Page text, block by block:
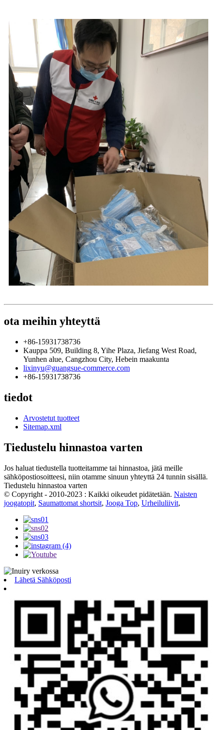
ota meihin yhteyttä
+86-15931738736
Kauppa 509, Building 8, Yihe Plaza, Jiefang West Road,
Yunhen alue, Cangzhou City, Hebein maakunta
lixinyu@guangsue-commerce.com
+86-15931738736
tiedot
Arvostetut tuotteet
Sitemap.xml
Tiedustelu hinnastoa varten
Jos haluat tiedustella tuotteitamme tai hinnastoa, jätä meille
sähköpostiosoitteesi, niin otamme sinuun yhteyttä 24 tunnin sisällä.
Tiedustelu hinnastoa varten
© Copyright - 2010-2023 : Kaikki oikeudet pidätetään. Naisten
joogatopit, Saumattomat shortsit, Jooga Top, Urheiluliivit,
Lähetä Sähköposti